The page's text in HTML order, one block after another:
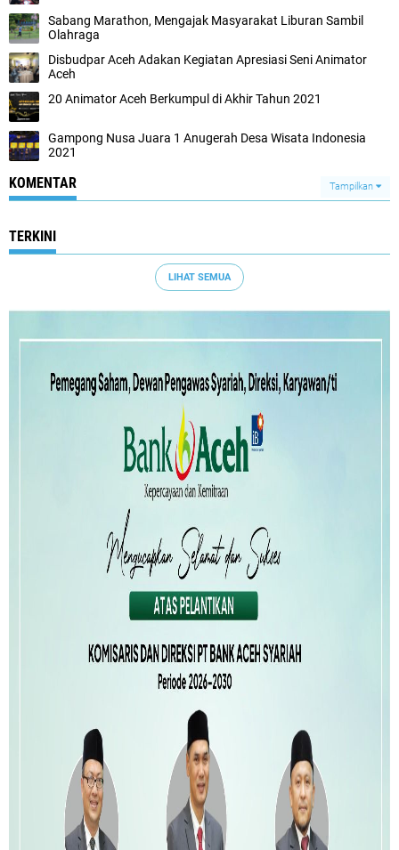
Sabang Marathon, Mengajak Masyarakat Liburan Sambil
Olahraga
Disbudpar Aceh Adakan Kegiatan Apresiasi Seni Animator
Aceh
20 Animator Aceh Berkumpul di Akhir Tahun 2021
Gampong Nusa Juara 1 Anugerah Desa Wisata Indonesia
2021
KOMENTAR Tampilkan
TERKINI
LIHAT SEMUA